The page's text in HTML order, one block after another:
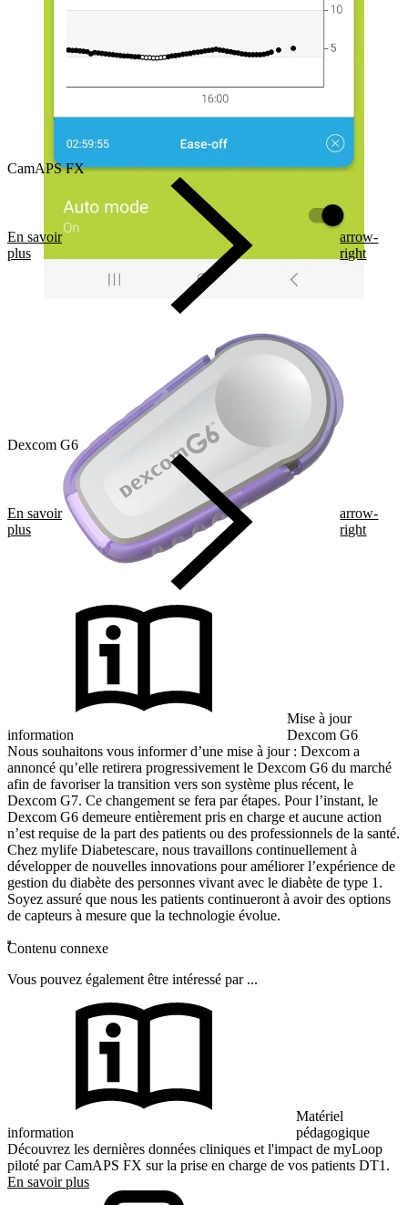
CamAPS FX
En savoir
plus
arrow-
right
Dexcom G6
En savoir
plus
arrow-
right
information
Mise à jour
Dexcom G6
Nous souhaitons vous informer d’une mise à jour : Dexcom a
annoncé qu’elle retirera progressivement le Dexcom G6 du marché
afin de favoriser la transition vers son système plus récent, le
Dexcom G7. Ce changement se fera par étapes. Pour l’instant, le
Dexcom G6 demeure entièrement pris en charge et aucune action
n’est requise de la part des patients ou des professionnels de la santé.
Chez mylife Diabetescare, nous travaillons continuellement à
développer de nouvelles innovations pour améliorer l’expérience de
gestion du diabète des personnes vivant avec le diabète de type 1.
Soyez assuré que nous les patients continueront à avoir des options
de capteurs à mesure que la technologie évolue.
Contenu connexe
Vous pouvez également être intéressé par ...
information
Matériel
pédagogique
Découvrez les dernières données cliniques et l'impact de myLoop
piloté par CamAPS FX sur la prise en charge de vos patients DT1.
En savoir plus